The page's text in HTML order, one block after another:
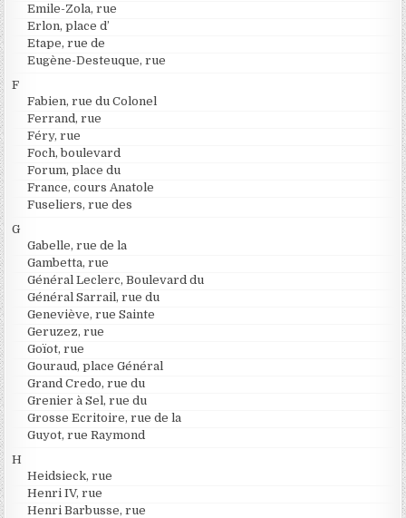
Emile-Zola, rue
Erlon, place d’
Etape, rue de
Eugène-Desteuque, rue
F
Fabien, rue du Colonel
Ferrand, rue
Féry, rue
Foch, boulevard
Forum, place du
France, cours Anatole
Fuseliers, rue des
G
Gabelle, rue de la
Gambetta, rue
Général Leclerc, Boulevard du
Général Sarrail, rue du
Geneviève, rue Sainte
Geruzez, rue
Goïot, rue
Gouraud, place Général
Grand Credo, rue du
Grenier à Sel, rue du
Grosse Ecritoire, rue de la
Guyot, rue Raymond
H
Heidsieck, rue
Henri IV, rue
Henri Barbusse, rue